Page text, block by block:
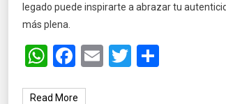
legado puede inspirarte a abrazar tu
más plena.
WhatsApp
Facebook
EmailTwitter
Read More